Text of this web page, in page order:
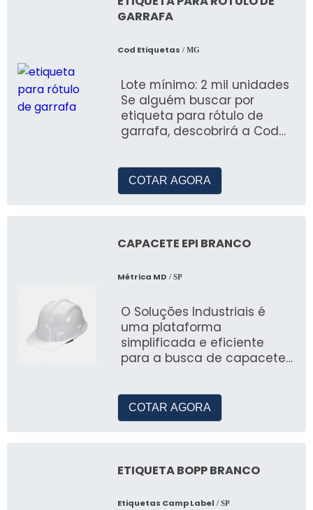
GARRAFA
Cod Etiquetas / MG
Lote mínimo: 2 mil unidades
Se alguém buscar por
etiqueta para rótulo de
garrafa, descobrirá a Cod
COTAR AGORA
CAPACETE EPI BRANCO
Métrica MD / SP
O Soluções Industriais é
uma plataforma
simplificada e eficiente
para a busca de capacete
COTAR AGORA
ETIQUETA BOPP BRANCO
Etiquetas Camp Label / SP